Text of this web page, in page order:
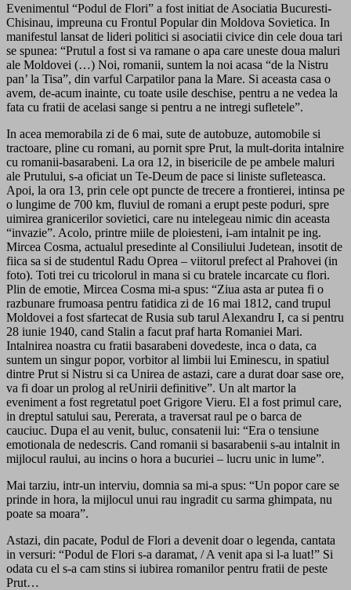
Evenimentul “Podul de Flori” a fost initiat de Asociatia Bucuresti-
Chisinau, impreuna cu Frontul Popular din Moldova Sovietica. In
manifestul lansat de lideri politici si asociatii civice din cele doua tari
se spunea: “Prutul a fost si va ramane o apa care uneste doua maluri
ale Moldovei (…) Noi, romanii, suntem la noi acasa “de la Nistru
pan’ la Tisa”, din varful Carpatilor pana la Mare. Si aceasta casa o
avem, de-acum inainte, cu toate usile deschise, pentru a ne vedea la
fata cu fratii de acelasi sange si pentru a ne intregi sufletele”.
In acea memorabila zi de 6 mai, sute de autobuze, automobile si
tractoare, pline cu romani, au pornit spre Prut, la mult-dorita intalnire
cu romanii-basarabeni. La ora 12, in bisericile de pe ambele maluri
ale Prutului, s-a oficiat un Te-Deum de pace si liniste sufleteasca.
Apoi, la ora 13, prin cele opt puncte de trecere a frontierei, intinsa pe
o lungime de 700 km, fluviul de romani a erupt peste poduri, spre
uimirea granicerilor sovietici, care nu intelegeau nimic din aceasta
“invazie”. Acolo, printre miile de ploiesteni, i-am intalnit pe ing.
Mircea Cosma, actualul presedinte al Consiliului Judetean, insotit de
fiica sa si de studentul Radu Oprea – viitorul prefect al Prahovei (in
foto). Toti trei cu tricolorul in mana si cu bratele incarcate cu flori.
Plin de emotie, Mircea Cosma mi-a spus: “Ziua asta ar putea fi o
razbunare frumoasa pentru fatidica zi de 16 mai 1812, cand trupul
Moldovei a fost sfartecat de Rusia sub tarul Alexandru I, ca si pentru
28 iunie 1940, cand Stalin a facut praf harta Romaniei Mari.
Intalnirea noastra cu fratii basarabeni dovedeste, inca o data, ca
suntem un singur popor, vorbitor al limbii lui Eminescu, in spatiul
dintre Prut si Nistru si ca Unirea de astazi, care a durat doar sase ore,
va fi doar un prolog al reUnirii definitive”. Un alt martor la
eveniment a fost regretatul poet Grigore Vieru. El a fost primul care,
in dreptul satului sau, Pererata, a traversat raul pe o barca de
cauciuc. Dupa el au venit, buluc, consatenii lui: “Era o tensiune
emotionala de nedescris. Cand romanii si basarabenii s-au intalnit in
mijlocul raului, au incins o hora a bucuriei – lucru unic in lume”.
Mai tarziu, intr-un interviu, domnia sa mi-a spus: “Un popor care se
prinde in hora, la mijlocul unui rau ingradit cu sarma ghimpata, nu
poate sa moara”.
Astazi, din pacate, Podul de Flori a devenit doar o legenda, cantata
in versuri: “Podul de Flori s-a daramat, / A venit apa si l-a luat!” Si
odata cu el s-a cam stins si iubirea romanilor pentru fratii de peste
Prut…